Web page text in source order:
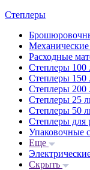
Степлеры
Расходные
Степлеры 100
Степлеры 150
Степлеры 200
Степлеры 25
Степлеры 50
Степлеры для
Упаковочные
Еще
Скрыть